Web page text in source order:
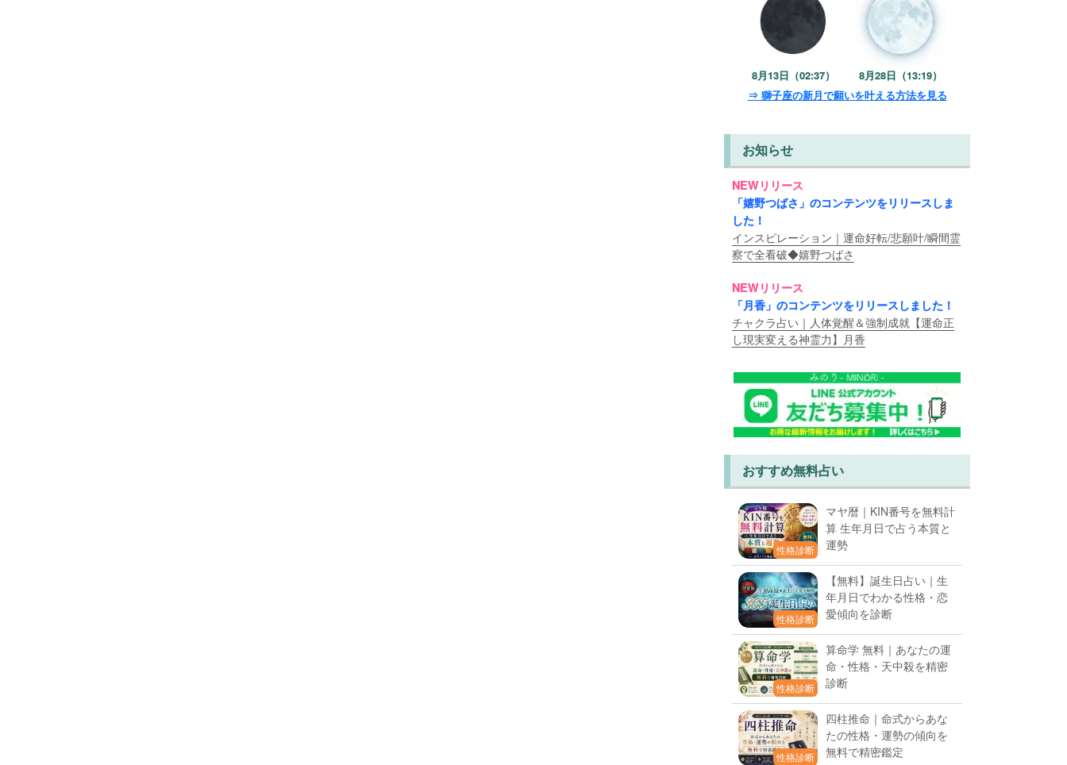
8月13日（02:37）
8月28日（13:19）
⇒ 獅子座の新月で願いを叶える方法を見る
お知らせ
NEWリリース
「嬉野つばさ」のコンテンツをリリースしま
した！
インスピレーション｜運命好転/悲願叶/瞬間霊
察で全看破◆嬉野つばさ
NEWリリース
「月香」のコンテンツをリリースしました！
チャクラ占い｜人体覚醒＆強制成就【運命正
し現実変える神霊力】月香
おすすめ無料占い
性格診断
マヤ暦｜KIN番号を無料計
算 生年月日で占う本質と
運勢
性格診断
【無料】誕生日占い｜生
年月日でわかる性格・恋
愛傾向を診断
性格診断
算命学 無料｜あなたの運
命・性格・天中殺を精密
診断
性格診断
四柱推命｜命式からあな
たの性格・運勢の傾向を
無料で精密鑑定